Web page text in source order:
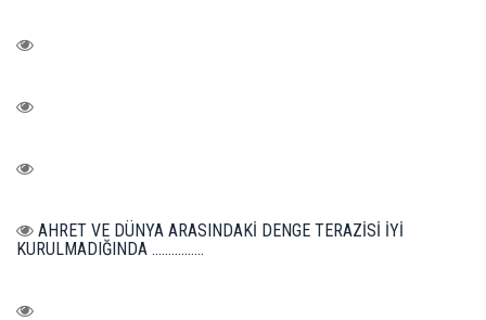
AHRET VE DÜNYA ARASINDAKİ DENGE TERAZİSİ İYİ
KURULMADIĞINDA ................